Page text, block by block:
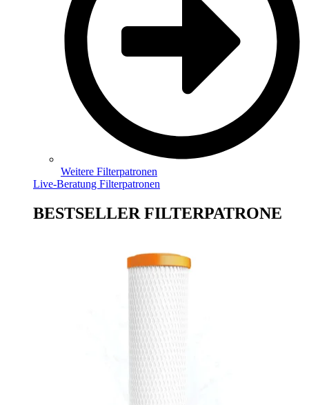
Weitere Filterpatronen
Live-Beratung Filterpatronen
BESTSELLER FILTERPATRONE